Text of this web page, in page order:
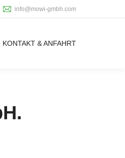
info@mowi-gmbh.com
KONTAKT & ANFAHRT